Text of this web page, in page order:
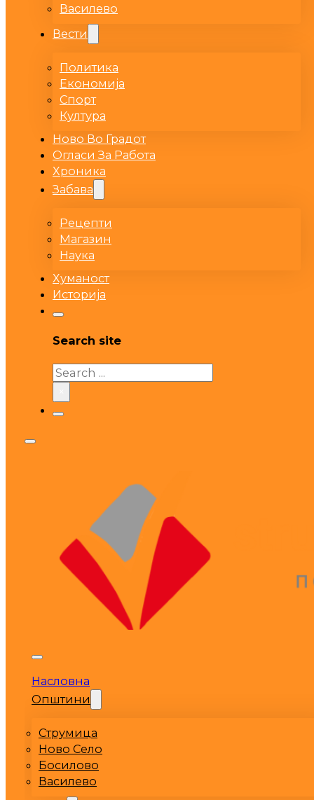
Василево
Вести
Политика
Економија
Спорт
Култура
Ново Во Градот
Огласи За Работа
Хроника
Забава
Рецепти
Магазин
Наука
Хуманост
Историја
Search site
Search
Насловна
Општини
Струмица
Ново Село
Босилово
Василево